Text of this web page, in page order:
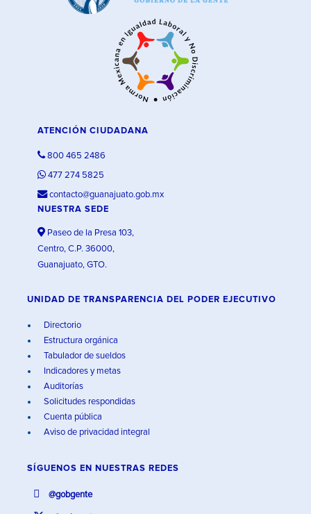
ATENCIÓN CIUDADANA
800 465 2486
477 274 5825
contacto@guanajuato.gob.mx
NUESTRA SEDE
Paseo de la Presa 103,
Centro, C.P. 36000,
Guanajuato, GTO.
UNIDAD DE TRANSPARENCIA DEL PODER EJECUTIVO
Directorio
Estructura orgánica
Tabulador de sueldos
Indicadores y metas
Auditorías
Solicitudes respondidas
Cuenta pública
Aviso de privacidad integral
SÍGUENOS EN NUESTRAS REDES
@gobgente